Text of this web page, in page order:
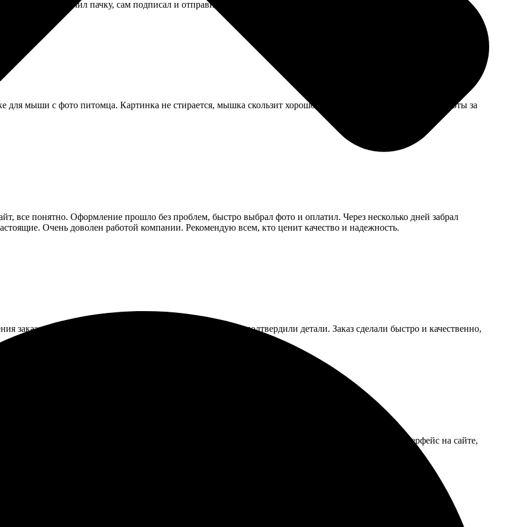
Сделал, получил пачку, сам подписал и отправил. Вышло душевнее, чем электронные.
для мыши с фото питомца. Картинка не стирается, мышка скользит хорошо. Сам коврик тонковат, но для работы за
все понятно. Оформление прошло без проблем, быстро выбрал фото и оплатил. Через несколько дней забрал
Очень доволен работой компании. Рекомендую всем, кто ценит качество и надежность.
заказа без лишних трудностей. Оперативно связались и подтвердили детали. Заказ сделали быстро и качественно,
холсте. Все сделано быстро и качественно. Обратная связь с компанией порадовала. Удобный интерфейс на сайте,
Фото выглядит прекрасно, цвета яркие. Рекомендую использовать их услуги. Закажу ещё.